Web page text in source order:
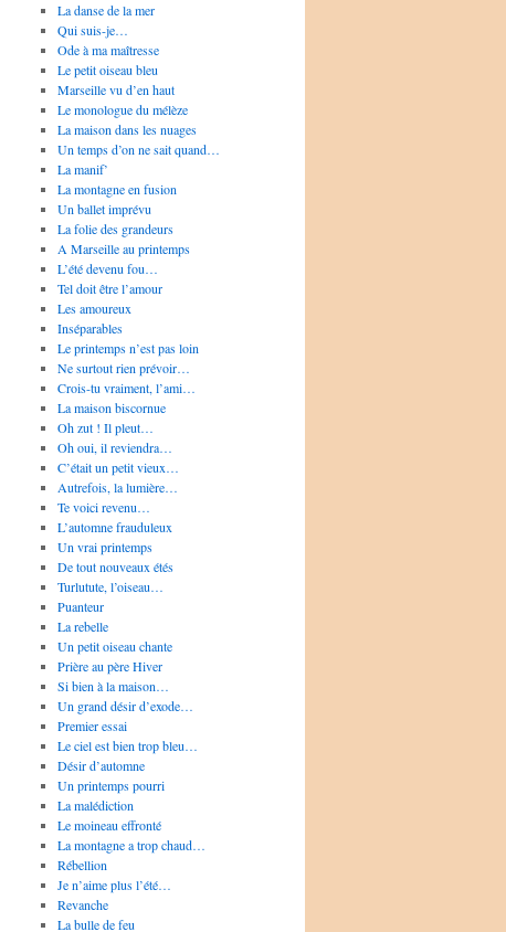
La danse de la mer
Qui suis-je…
Ode à ma maîtresse
Le petit oiseau bleu
Marseille vu d’en haut
Le monologue du mélèze
La maison dans les nuages
Un temps d’on ne sait quand…
La manif’
La montagne en fusion
Un ballet imprévu
La folie des grandeurs
A Marseille au printemps
L’été devenu fou…
Tel doit être l’amour
Les amoureux
Inséparables
Le printemps n’est pas loin
Ne surtout rien prévoir…
Crois-tu vraiment, l’ami…
La maison biscornue
Oh zut ! Il pleut…
Oh oui, il reviendra…
C’était un petit vieux…
Autrefois, la lumière…
Te voici revenu…
L’automne frauduleux
Un vrai printemps
De tout nouveaux étés
Turlutute, l’oiseau…
Puanteur
La rebelle
Un petit oiseau chante
Prière au père Hiver
Si bien à la maison…
Un grand désir d’exode…
Premier essai
Le ciel est bien trop bleu…
Désir d’automne
Un printemps pourri
La malédiction
Le moineau effronté
La montagne a trop chaud…
Rébellion
Je n’aime plus l’été…
Revanche
La bulle de feu